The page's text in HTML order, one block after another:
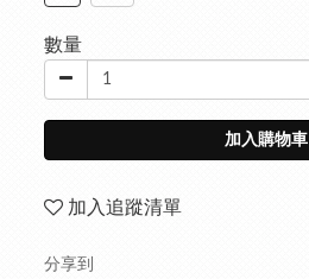
數量
加入購物車
加入追蹤清單
分享到